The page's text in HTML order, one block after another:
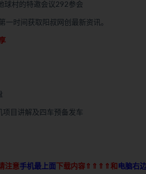
球村的特邀会议292参会
一时间获取阳叔网创最新资讯。
项目讲解及四车预备发车
注意手机最上面 下载内容⇑⇑⇑⇑和 电脑右